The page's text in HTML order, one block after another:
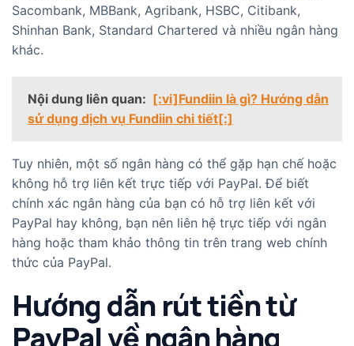
Sacombank, MBBank, Agribank, HSBC, Citibank,
Shinhan Bank, Standard Chartered và nhiều ngân hàng
khác.
Nội dung liên quan: [:vi]Fundiin là gì? Hướng dẫn
sử dụng dịch vụ Fundiin chi tiết[:]
Tuy nhiên, một số ngân hàng có thể gặp hạn chế hoặc
không hỗ trợ liên kết trực tiếp với PayPal. Để biết
chính xác ngân hàng của bạn có hỗ trợ liên kết với
PayPal hay không, bạn nên liên hệ trực tiếp với ngân
hàng hoặc tham khảo thông tin trên trang web chính
thức của PayPal.
Hướng dẫn rút tiền từ
PayPal về ngân hàng